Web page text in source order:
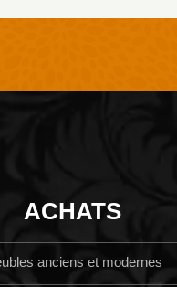
ACHATS
anciens et modernes